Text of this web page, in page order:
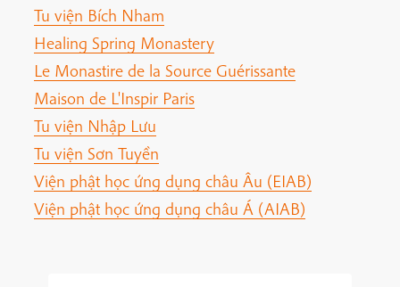
Tu viện Bích Nham
Healing Spring Monastery
Le Monastire de la Source Guérissante
Maison de L'Inspir Paris
Tu viện Nhập Lưu
Tu viện Sơn Tuyền
Viện phật học ứng dụng châu Âu (EIAB)
Viện phật học ứng dụng châu Á (AIAB)